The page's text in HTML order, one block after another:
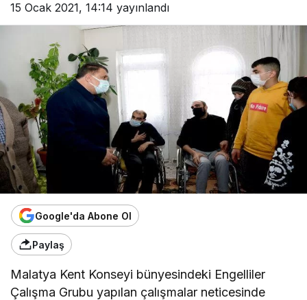
15 Ocak 2021, 14:14 yayınlandı
Google'da Abone Ol
Paylaş
Malatya Kent Konseyi bünyesindeki Engelliler
Çalışma Grubu yapılan çalışmalar neticesinde